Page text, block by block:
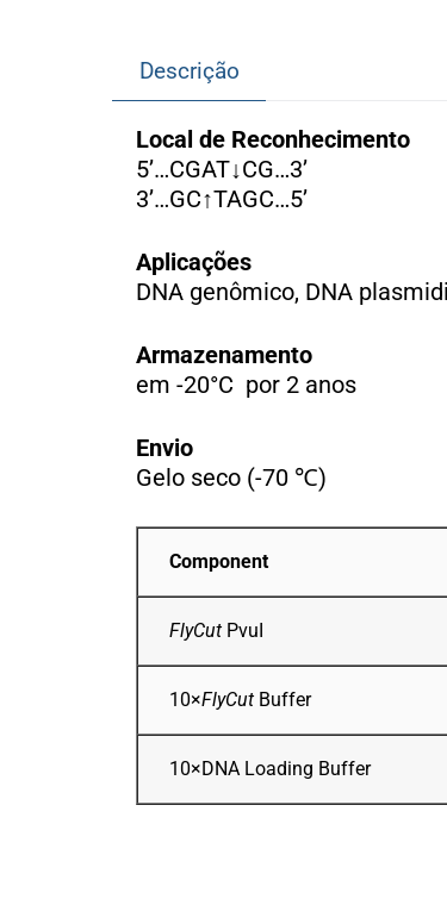
Descrição
Local de Reconhecimento
5’…CGAT↓CG…3’
3’…GC↑TAGC…5’
Aplicações
DNA genômico, DNA
Armazenamento
em -20°C por 2 anos
Envio
Gelo seco (-70 ℃)
Component
FlyCut PvuI
10×FlyCut Buffer
10×DNA Loading Buffer